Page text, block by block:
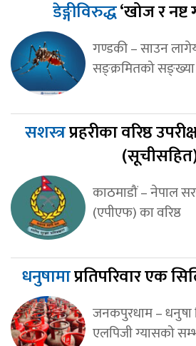
डेङ्गीविरुद्ध‘खोज र
गण्डकी – साउन
सङ्क्रमितको
सशस्त्रप्रहरीका वरिष्ठ
काठमाडौं – नेपाल
(एपीएफ) का वरिष्ठ
धनुषामाप्रतिपरिवार एक
जनकपुरधाम – धनुषा
एलपिजी ग्यासको